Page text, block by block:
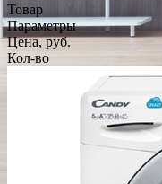
Товар
Параметры
Цена, руб.
Кол-во